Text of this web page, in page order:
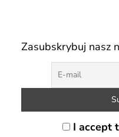
Zasubskrybuj nasz
I accept